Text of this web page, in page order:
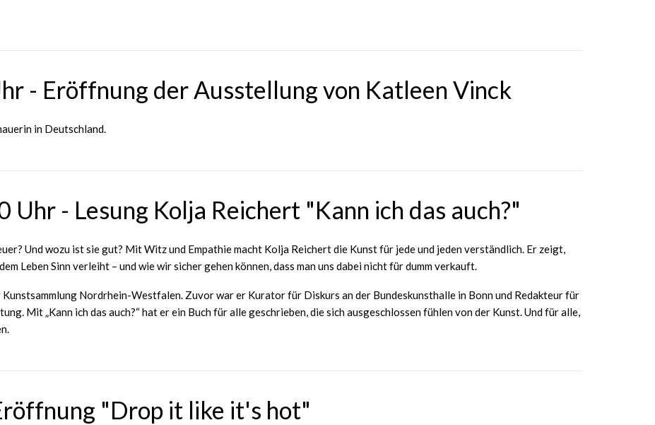
- Eröffnung der Ausstellung von Katleen Vinck
in Deutschland.
Uhr - Lesung Kolja Reichert "Kann ich das auch?"
Und wozu ist sie gut? Mit Witz und Empathie macht Kolja Reichert die Kunst für jede und jeden verständlich. Er zeigt,
Leben Sinn verleiht – und wie wir sicher gehen können, dass man uns dabei nicht für dumm verkauft.
Nordrhein-Westfalen. Zuvor war er Kurator für Diskurs an der Bundeskunsthalle in Bonn und Redakteur für
Mit „Kann ich das auch?“ hat er ein Buch für alle geschrieben, die sich ausgeschlossen fühlen von der Kunst. Und für alle,
"Drop it like it's hot"